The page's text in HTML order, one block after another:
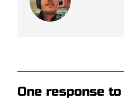
One response